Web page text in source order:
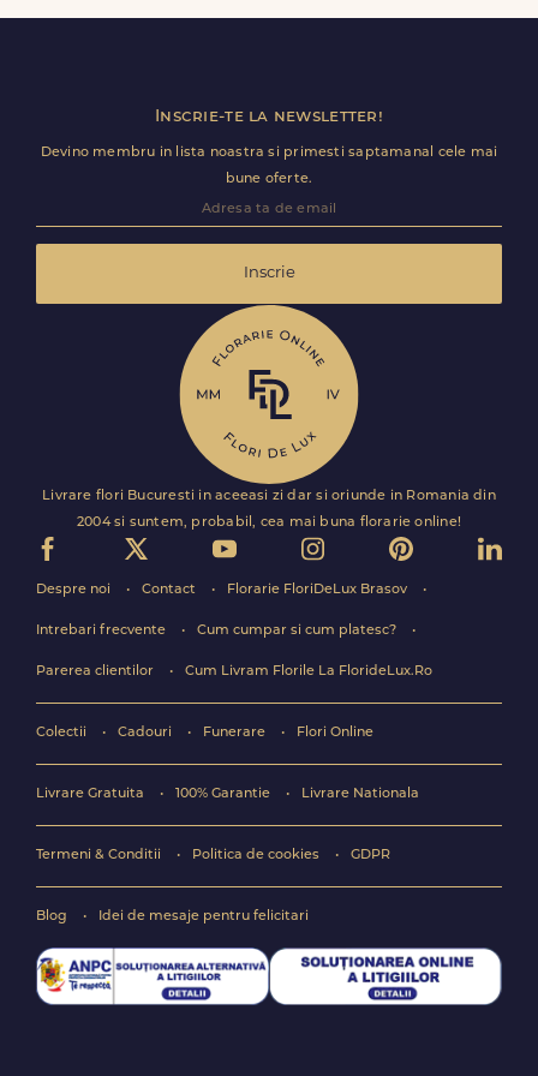
ramane optional si il poti personaliza.
Inscrie-te la newsletter!
Devino membru in lista noastra si primesti saptamanal cele mai
bune oferte.
Inscrie
Livrare flori Bucuresti in aceeasi zi dar si oriunde in Romania din
2004 si suntem, probabil, cea mai buna florarie online!
Despre noi Contact Florarie FloriDeLux Brasov
Intrebari frecvente Cum cumpar si cum platesc?
Parerea clientilor Cum Livram Florile La FlorideLux.Ro
Colectii Cadouri Funerare Flori Online
Livrare Gratuita 100% Garantie Livrare Nationala
Termeni & Conditii Politica de cookies GDPR
Blog Idei de mesaje pentru felicitari